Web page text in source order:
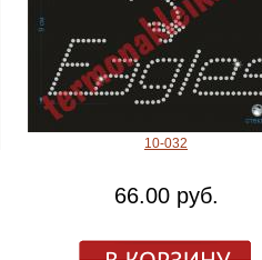
10-032
66.00 руб.